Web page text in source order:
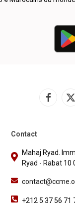
Facebook
X
Contact
Mahaj Ryad.
Ryad - Rabat 10
+212 5 37 56 71